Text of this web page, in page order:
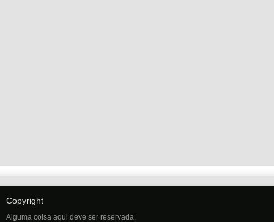
Copyright
Alguma coisa aqui deve ser reservada.